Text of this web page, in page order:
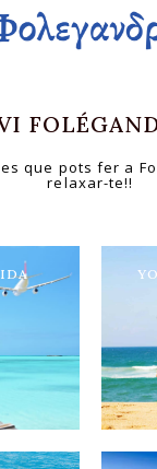
que pots fer a
relaxar-te!!